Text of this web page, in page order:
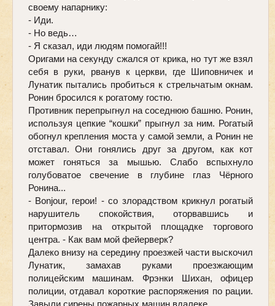
своему напарнику:
- Иди.
- Но ведь…
- Я сказал, иди людям помогай!!!
Оригами на секунду сжался от крика, но тут же взял
себя в руки, рванув к церкви, где Шиповничек и
Лунатик пытались пробиться к стрельчатым окнам.
Ронин бросился к рогатому гостю.
Противник перепрыгнул на соседнюю башню. Ронин,
используя цепкие “кошки” прыгнул за ним. Рогатый
обогнул крепления моста у самой земли, а Ронин не
отставал. Они гонялись друг за другом, как кот
может гоняться за мышью. Слабо вспыхнуло
голубоватое свечение в глубине глаз Чёрного
Ронина...
- Bonjour, герои! - со злорадством крикнул рогатый
нарушитель спокойствия, оторвавшись и
притормозив на открытой площадке торгового
центра. - Как вам мой фейерверк?
Далеко внизу на середину проезжей части выскочил
Лунатик, замахав руками проезжающим
полицейским машинам. Фрэнки Шихан, офицер
полиции, отдавал короткие распоряжения по рации.